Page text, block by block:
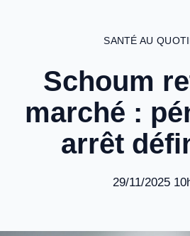
SANTÉ AU
Schoum
marché :
arrêt
29/11/2025